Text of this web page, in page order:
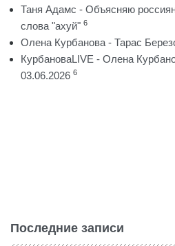
Таня Адамс - Объясняю
слова "ахуй" 6
Олена Курбанова - Тарас
КурбановаLIVE - Олена
03.06.2026 6
Последние записи